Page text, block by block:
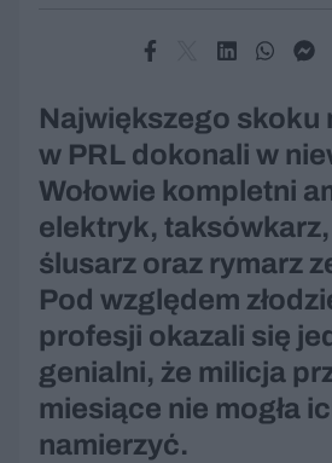
Największego skoku
w PRL dokonali w
Wołowie kompletni
elektryk,
ślusarz oraz rymarz
Pod względem
profesji okazali się
genialni, że milicja
miesiące nie mogła
namierzyć.